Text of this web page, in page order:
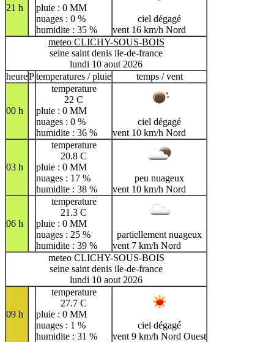
21 h
pluie : 0 MM
nuages : 0 %
humidite : 35 %
ciel dégagé
vent 16 km/h Nord
meteo CLICHY-SOUS-BOIS
seine saint denis ile-de-france
lundi 10 aout 2026
heurePtemperatures / pluie temps / vent
00 h
temperature
22 C
pluie : 0 MM
nuages : 0 %
humidite : 36 %
ciel dégagé
vent 10 km/h Nord
03 h
temperature
20.8 C
pluie : 0 MM
nuages : 17 %
humidite : 38 %
peu nuageux
vent 10 km/h Nord
06 h
temperature
21.3 C
pluie : 0 MM
nuages : 25 %
humidite : 39 %
partiellement nuageux
vent 7 km/h Nord
meteo CLICHY-SOUS-BOIS
seine saint denis ile-de-france
lundi 10 aout 2026
09 h
temperature
27.7 C
pluie : 0 MM
nuages : 1 %
humidite : 31 %
ciel dégagé
vent 9 km/h Nord Ouest